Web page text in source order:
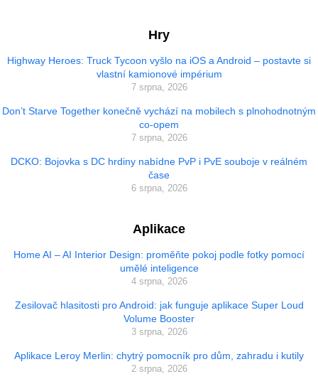
Hry
Highway Heroes: Truck Tycoon vyšlo na iOS a Android – postavte si
vlastní kamionové impérium
7 srpna, 2026
Don’t Starve Together konečně vychází na mobilech s plnohodnotným
co-opem
7 srpna, 2026
DCKO: Bojovka s DC hrdiny nabídne PvP i PvE souboje v reálném
čase
6 srpna, 2026
Aplikace
Home AI – AI Interior Design: proměňte pokoj podle fotky pomocí
umělé inteligence
4 srpna, 2026
Zesilovač hlasitosti pro Android: jak funguje aplikace Super Loud
Volume Booster
3 srpna, 2026
Aplikace Leroy Merlin: chytrý pomocník pro dům, zahradu i kutily
2 srpna, 2026